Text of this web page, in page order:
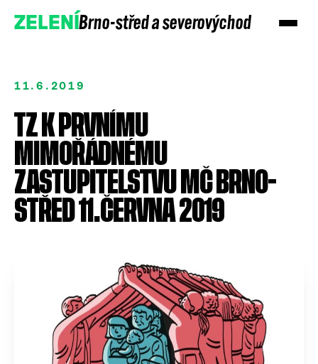
ZELENÍBrno-střed a severovýchod
Podpořte nás
11.6.2019
TZ K PRVNÍMU
MIMOŘÁDNÉMU
ZASTUPITELSTVU MČ BRNO-
STŘED 11.ČERVNA 2019